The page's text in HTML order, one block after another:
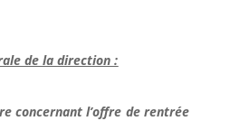
de la direction :
concernant l’offre de rentrée